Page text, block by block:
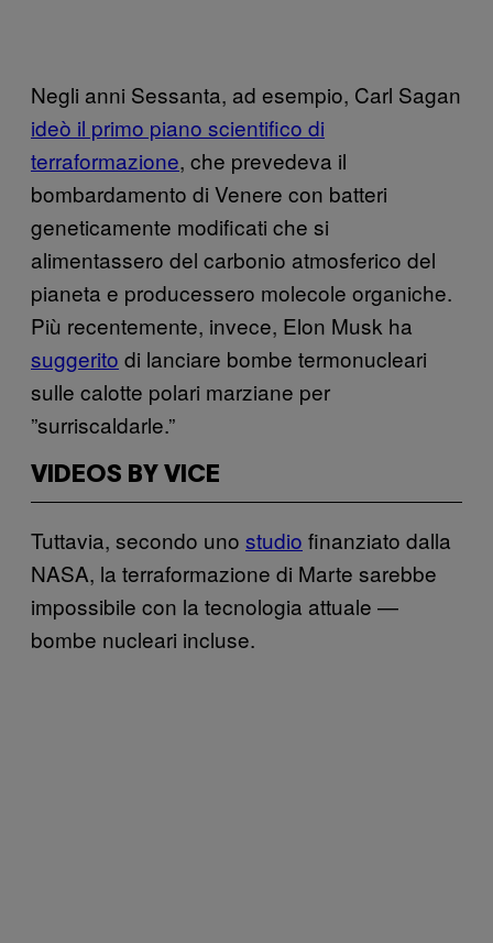
Negli anni Sessanta, ad esempio, Carl Sagan
ideò il primo piano scientifico di
terraformazione, che prevedeva il
bombardamento di Venere con batteri
geneticamente modificati che si
alimentassero del carbonio atmosferico del
pianeta e producessero molecole organiche.
Più recentemente, invece, Elon Musk ha
suggerito di lanciare bombe termonucleari
sulle calotte polari marziane per
”surriscaldarle.”
VIDEOS BY VICE
Tuttavia, secondo uno studio finanziato dalla
NASA, la terraformazione di Marte sarebbe
impossibile con la tecnologia attuale —
bombe nucleari incluse.